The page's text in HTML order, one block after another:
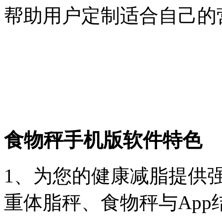
帮助用户定制适合自己
食物秤手机版软件特色
1、为您的健康减脂提供
重体脂秤、食物秤与App